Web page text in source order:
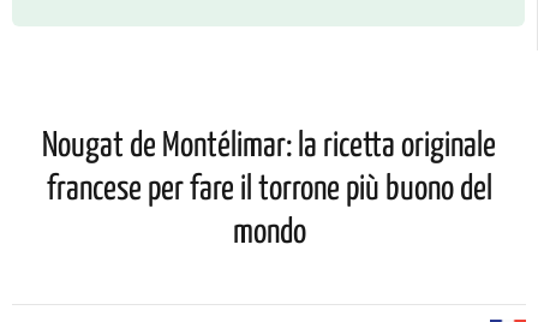
Nougat de Montélimar: la ricetta originale
francese per fare il torrone più buono del
mondo